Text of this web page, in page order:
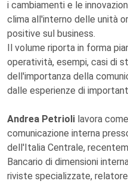
i cambiamenti e le
clima all'interno delle unità
positive sul business.
Il volume riporta in forma
operatività, esempi, casi di
dell'importanza della
dalle esperienze di
Andrea Petrioli lavora
comunicazione interna
dell'Italia Centrale,
Bancario di dimensioni
riviste specializzate,